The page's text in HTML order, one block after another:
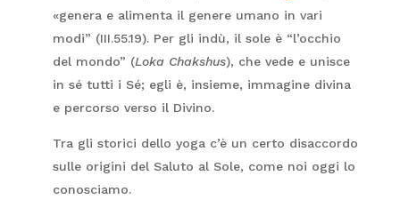
«genera e alimenta il genere umano in vari
modi” (III.55.19). Per gli indù, il sole è “l’occhio
del mondo” (Loka Chakshus), che vede e unisce
in sé tutti i Sé; egli è, insieme, immagine divina
e percorso verso il Divino.
Tra gli storici dello yoga c’è un certo disaccordo
sulle origini del Saluto al Sole, come noi oggi lo
conosciamo.